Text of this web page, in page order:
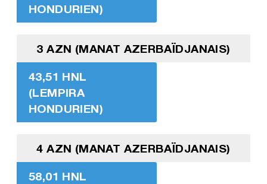
HONDURIEN)
3 AZN (MANAT AZERBAÏDJANAIS)
43,51 HNL
(LEMPIRA
HONDURIEN)
4 AZN (MANAT AZERBAÏDJANAIS)
58,01 HNL